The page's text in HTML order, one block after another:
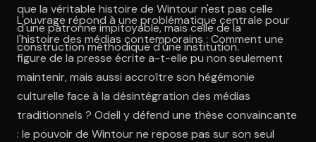
que la véritable histoire de Wintour n'est pas celle
d'une patronne impitoyable, mais celle de la
construction méthodique d'une institution.
L'ouvrage répond à une problématique centrale pour
l'histoire des médias contemporains : Comment une
figure de la presse écrite a-t-elle pu non seulement
maintenir, mais aussi accroître son hégémonie
culturelle face à la désintégration des médias
traditionnels ? Odell y défend une thèse convaincante
: le pouvoir de Wintour ne repose pas sur son seul